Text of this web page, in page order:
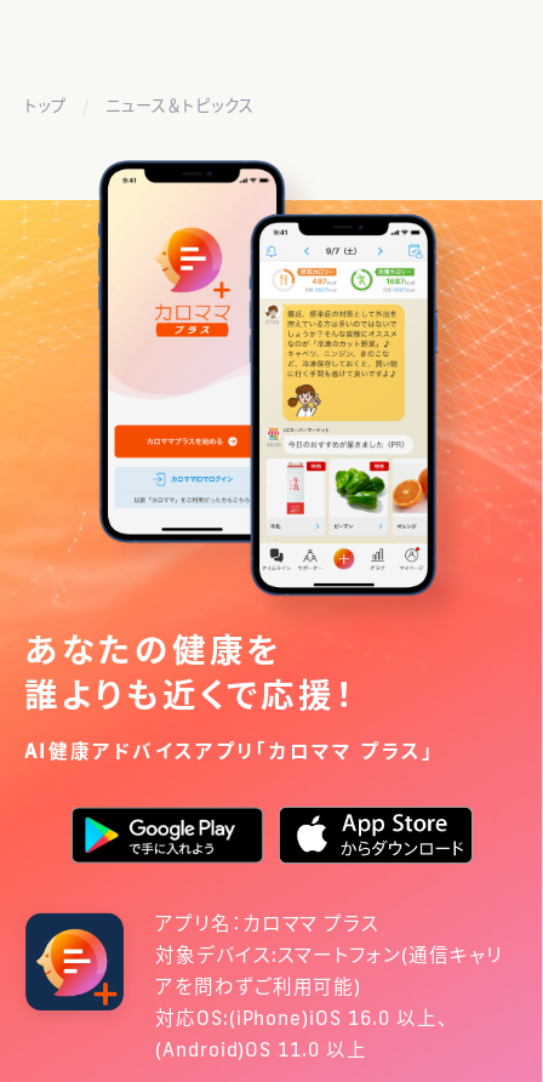
トップ ニュース＆トピックス
あなたの健康を
誰よりも近くで応援！
AI健康アドバイスアプリ「カロママ プラス」
アプリ名：カロママ プラス
対象デバイス:スマートフォン(通信キャリ
アを問わずご利用可能)
対応OS:(iPhone)iOS 16.0 以上、
(Android)OS 11.0 以上